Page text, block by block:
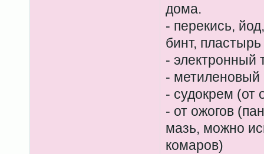
дома.
- перекись,
бинт, пластырь
- электронный
- метиленовый
- судокрем (от
- от ожогов
мазь, можно
комаров)